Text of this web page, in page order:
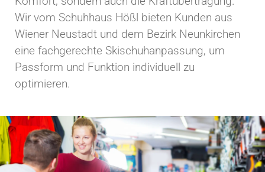
Wir vom Schuhhaus Hößl bieten Kunden aus
Wiener Neustadt und dem Bezirk Neunkirchen
eine fachgerechte Skischuhanpassung, um
Passform und Funktion individuell zu
optimieren.